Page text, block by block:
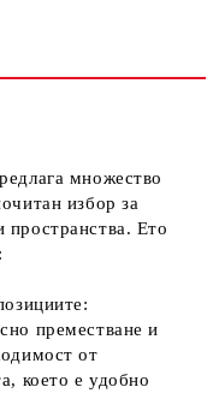
множество
избор за
Ето
преместване и
от
което е удобно